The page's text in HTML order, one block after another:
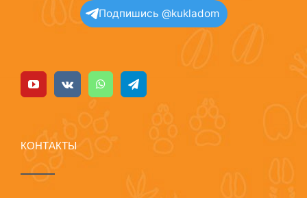
Подпишись @kukladom
КОНТАКТЫ